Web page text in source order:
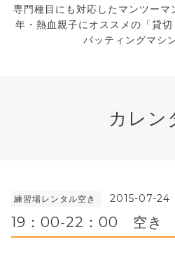
専門種目にも対応したマンツー
年・熱血親子にオススメの「貸
バッティングマシ
カレン
練習場レンタル空き 2015-07-24
19：00-22：00 空き